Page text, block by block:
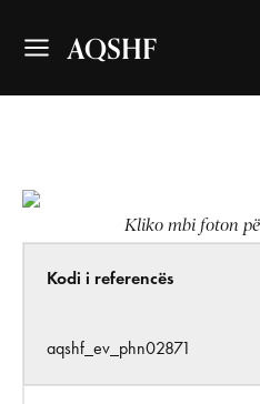
AQSHF
Kliko mbi foton
Kodi i referencës
aqshf_ev_phn02871